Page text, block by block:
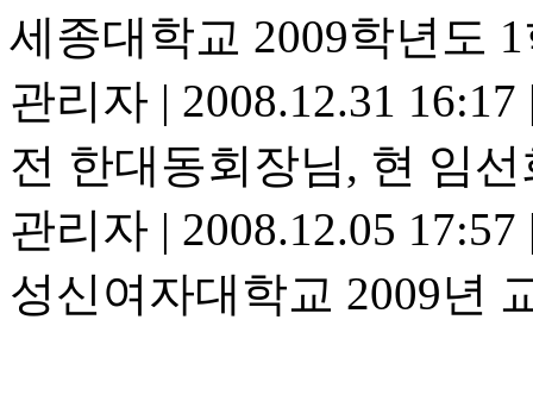
세종대학교 2009학년도
관리자 | 2008.12.31 16:17
전 한대동회장님, 현 임
관리자 | 2008.12.05 17:57
성신여자대학교 2009년